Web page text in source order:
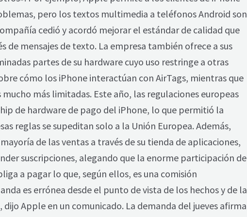
pero los textos multimedia a teléfonos Android son
cedió y acordó mejorar el estándar de calidad que
mensajes de texto. La empresa también ofrece a sus
partes de su hardware cuyo uso restringe a otras
cómo los iPhone interactúan con AirTags, mientras que
más limitadas. Este año, las regulaciones europeas
de hardware de pago del iPhone, lo que permitió la
reglas se supeditan solo a la Unión Europea. Además,
de las ventas a través de su tienda de aplicaciones,
suscripciones, alegando que la enorme participación de
a pagar lo que, según ellos, es una comisión
es errónea desde el punto de vista de los hechos y de la
Apple en un comunicado. La demanda del jueves afirma